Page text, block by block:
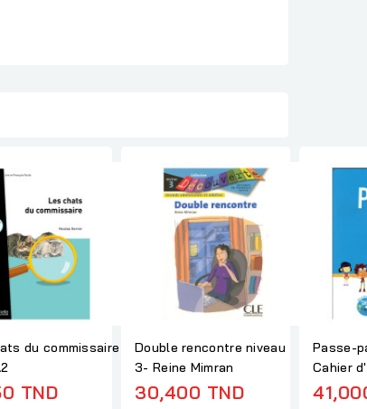
du commissaire
TND
Double rencontre niveau
3- Reine Mimran
30,400 TND
Passe-
Cahier